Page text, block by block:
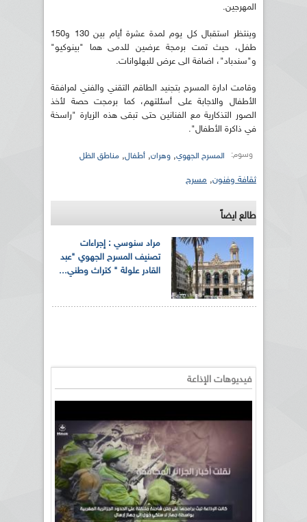
المهرجين.
وينتظر استقبال كل يوم لمدة عشرة أيام بين 130 و150
طفل، حيث تمت برمجة عرضين للدمى هما "بينوكيو"
و"سندباد"، اضافة الى عرض للبهلوانات.
وقامت ادارة المسرح بتجنيد الطاقم التقني والفني لمرافقة
الأطفال والاجابة على أسئلتهم، كما برمجت حصة لأخذ
الصور التذكارية مع الفنانين حتى تبقى هذه الزيارة "راسخة
في ذاكرة الأطفال".
وسوم: المسرح الجهوي, وهران, أطفال, مناطق الظل
ثقافة وفنون, مسرح
طالع ايضاً
مراد سنوسي : إجراءات
تصنيف المسرح الجهوي "عبد
القادر علولة " كتراث وطني...
فيديوهات الإذاعة